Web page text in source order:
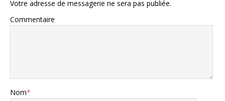
Votre adresse de messagerie ne sera pas publiée.
Commentaire
Nom*